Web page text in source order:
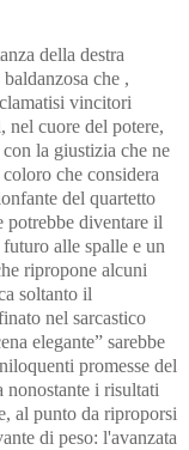
della destra
che ,
vincitori
nel cuore del potere,
la giustizia che ne
che considera
del quartetto
diventare il
alle spalle e un
ripropone alcuni
soltanto il
nel sarcastico
elegante” sarebbe
promesse del
nonostante i risultati
al punto da riproporsi
di peso: l'avanzata